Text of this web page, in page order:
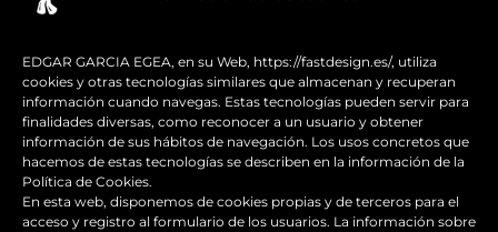
EDGAR GARCIA EGEA, en su Web, https://fastdesign.es/, utiliza
cookies y otras tecnologías similares que almacenan y recuperan
información cuando navegas. Estas tecnologías pueden servir para
finalidades diversas, como reconocer a un usuario y obtener
información de sus hábitos de navegación. Los usos concretos que
hacemos de estas tecnologías se describen en la información de la
Política de Cookies.
En esta web, disponemos de cookies propias y de terceros para el
acceso y registro al formulario de los usuarios. La información sobre
NUESTRAS REDES